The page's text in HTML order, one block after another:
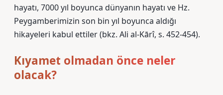
hayatı, 7000 yıl boyunca dünyanın hayatı ve Hz.
Peygamberimizin son bin yıl boyunca aldığı
hikayeleri kabul ettiler (bkz. Ali al-Kārî, s. 452-454).
Kıyamet olmadan önce neler
olacak?